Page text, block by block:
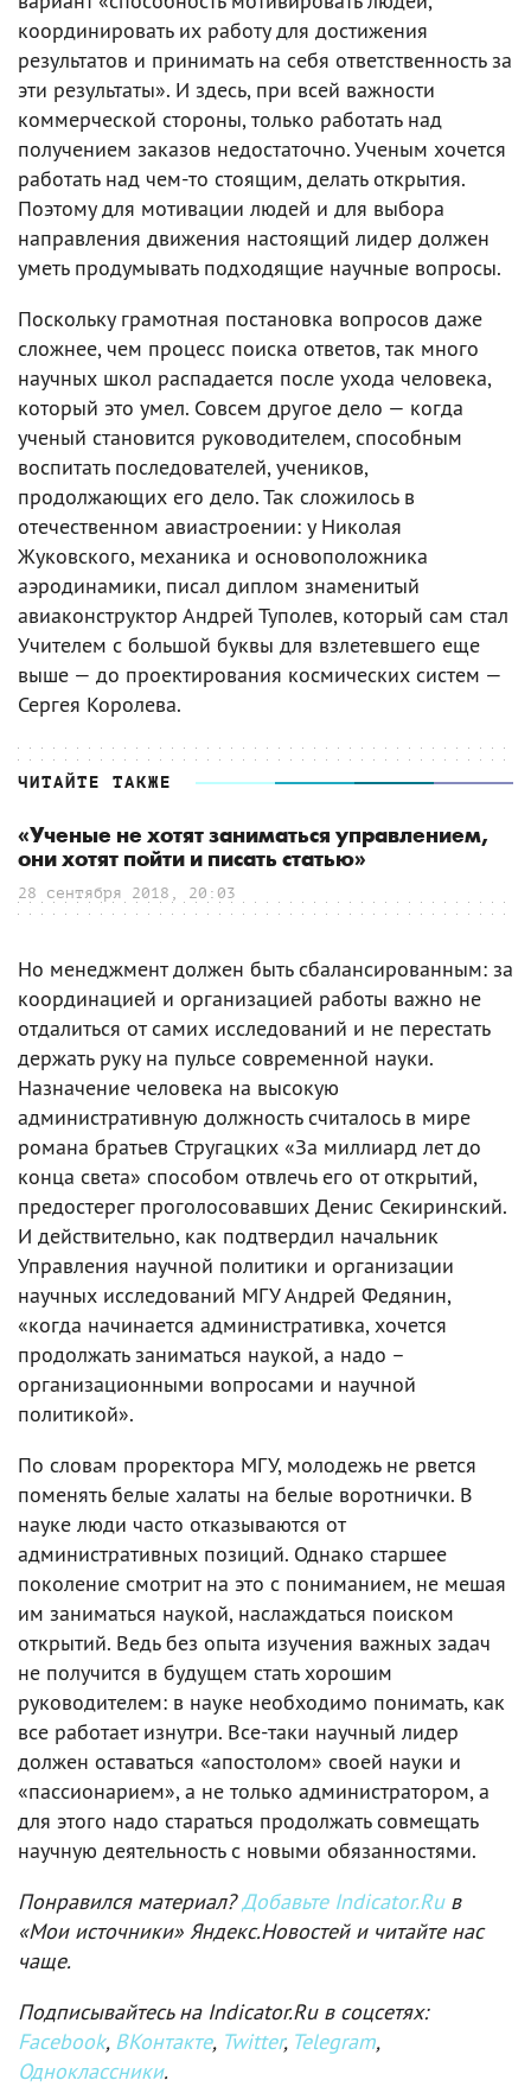
координировать их работу для достижения
результатов и принимать на себя ответственность за
эти результаты». И здесь, при всей важности
коммерческой стороны, только работать над
получением заказов недостаточно. Ученым хочется
работать над чем-то стоящим, делать открытия.
Поэтому для мотивации людей и для выбора
направления движения настоящий лидер должен
уметь продумывать подходящие научные вопросы.
Поскольку грамотная постановка вопросов даже
сложнее, чем процесс поиска ответов, так много
научных школ распадается после ухода человека,
который это умел. Совсем другое дело — когда
ученый становится руководителем, способным
воспитать последователей, учеников,
продолжающих его дело. Так сложилось в
отечественном авиастроении: у Николая
Жуковского, механика и основоположника
аэродинамики, писал диплом знаменитый
авиаконструктор Андрей Туполев, который сам стал
Учителем с большой буквы для взлетевшего еще
выше — до проектирования космических систем —
Сергея Королева.
ЧИТАЙТЕ ТАКЖЕ
«Ученые не хотят заниматься управлением,
они хотят пойти и писать статью»
28 сентября 2018, 20:03
Но менеджмент должен быть сбалансированным: за
координацией и организацией работы важно не
отдалиться от самих исследований и не перестать
держать руку на пульсе современной науки.
Назначение человека на высокую
административную должность считалось в мире
романа братьев Стругацких «За миллиард лет до
конца света» способом отвлечь его от открытий,
предостерег проголосовавших Денис Секиринский.
И действительно, как подтвердил начальник
Управления научной политики и организации
научных исследований МГУ Андрей Федянин,
«когда начинается административка, хочется
продолжать заниматься наукой, а надо –
организационными вопросами и научной
политикой».
По словам проректора МГУ, молодежь не рвется
поменять белые халаты на белые воротнички. В
науке люди часто отказываются от
административных позиций. Однако старшее
поколение смотрит на это с пониманием, не мешая
им заниматься наукой, наслаждаться поиском
открытий. Ведь без опыта изучения важных задач
не получится в будущем стать хорошим
руководителем: в науке необходимо понимать, как
все работает изнутри. Все-таки научный лидер
должен оставаться «апостолом» своей науки и
«пассионарием», а не только администратором, а
для этого надо стараться продолжать совмещать
научную деятельность с новыми обязанностями.
Понравился материал?Добавьте Indicator.Ruв
«Мои источники» Яндекс.Новостей и читайте нас
чаще.
Подписывайтесь на Indicator.Ru в соцсетях:
Facebook, ВКонтакте, Twitter, Telegram,
Одноклассники.